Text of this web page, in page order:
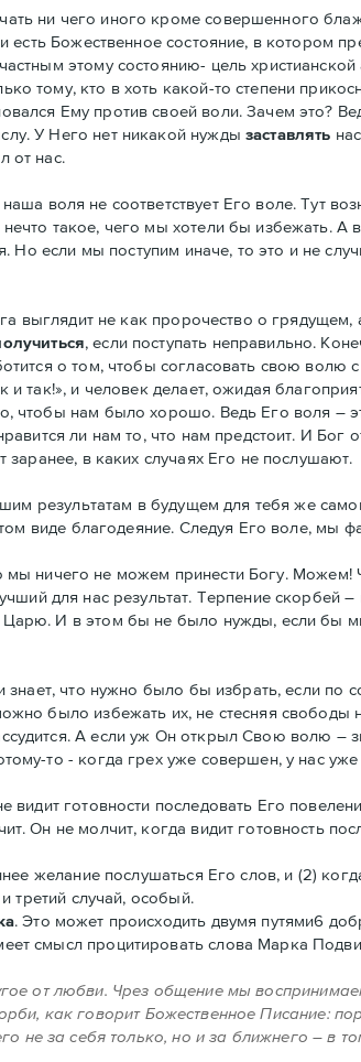
ни чего иного кроме совершенного
Божественное состояние, в котором
этому состоянию- цель христианской
тому, кто в хоть какой-то степени
Ему против своей воли. Зачем это?
У Него нет никакой нужды заставлять
от нас.
воля не соответствует Его воле. Тут
такое, чего мы хотели бы избежать. А
если мы поступим иначе, то это и не
выглядит не как пророчество о грядущем,
, если поступать неправильно.
о том, чтобы согласовать свою волю
так!», и человек делает, ожидая
чтобы нам было хорошо. Ведь Его воля –
ли нам то, что нам предстоит. И Бог
в каких случаях Его не послушают.
результатам в будущем для тебя же
виде благодеяние. Следуя Его воле, мы
мы ничего не можем принести Богу.
для нас результат. Терпение скорбей
Царю. И в этом бы не было нужды, если бы
что нужно было бы избрать, если по
было избежать их, не стесняя
А если уж Он открыл Свою волю –
то - когда грех уже совершен, у нас уже
готовности последовать Его
Он не молчит, когда видит готовность
желание послушаться Его слов, и (2)
третий случай, особый.
. Это может происходить двумя путями6
смысл процитировать слова Марка
от любви. Чрез общение мы
как говорит Божественное Писание:
не за себя только, но и за ближнего – в